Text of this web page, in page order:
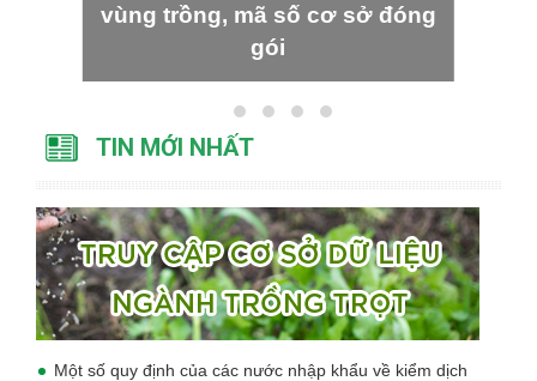
vùng trồng, mã số cơ sở đóng
gói
TIN MỚI NHẤT
Một số quy định của các nước nhập khẩu về kiểm dịch